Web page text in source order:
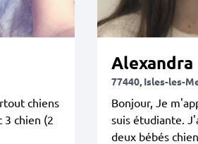
chiens
3 chien (2
Alexandra
77440, Isles-les-
Bonjour, Je
suis étudiante.
deux bébés